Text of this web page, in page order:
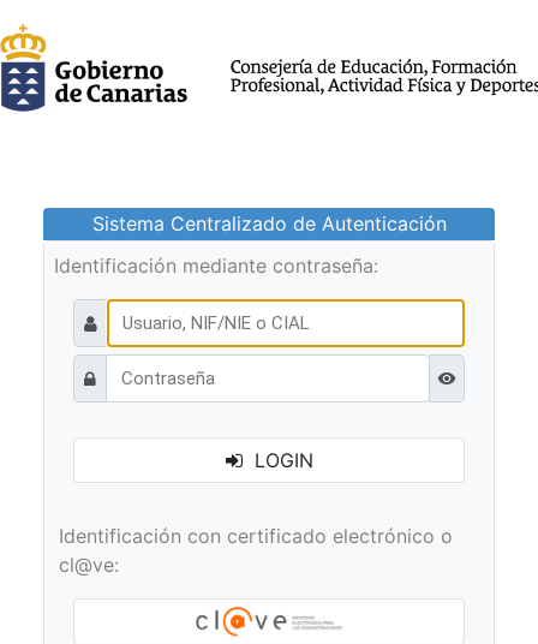
Sistema Centralizado de Autenticación
Identificación mediante contraseña:
Ver
LOGIN
Identificación con certificado electrónico o
cl@ve: